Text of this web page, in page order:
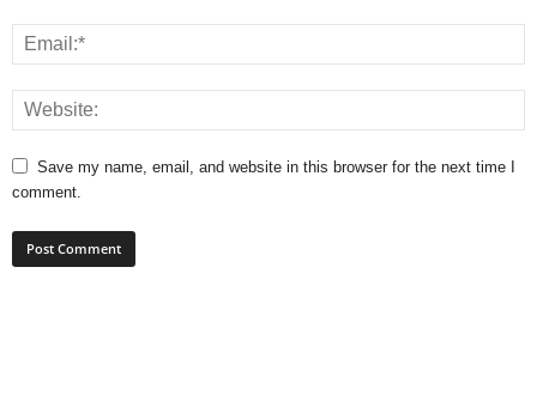
Save my name, email, and website in this browser for the next time I
comment.